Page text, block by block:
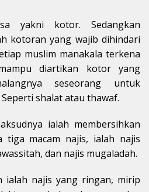
yakni kotor. Sedangkan
kotoran yang wajib dihindari
muslim manakala terkena
diartikan kotor yang
seseorang untuk
shalat atau thawaf.
ialah membersihkan
tiga macam najis, ialah najis
dan najis mugaladah.
ialah najis yang ringan, mirip